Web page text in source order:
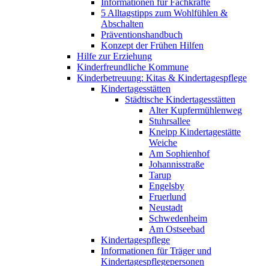
Informationen für Fachkräfte
5 Alltagstipps zum Wohlfühlen &
Abschalten
Präventionshandbuch
Konzept der Frühen Hilfen
Hilfe zur Erziehung
Kinderfreundliche Kommune
Kinderbetreuung: Kitas & Kindertagespflege
Kindertagesstätten
Städtische Kindertagesstätten
Alter Kupfermühlenweg
Stuhrsallee
Kneipp Kindertagestätte
Weiche
Am Sophienhof
Johannisstraße
Tarup
Engelsby
Fruerlund
Neustadt
Schwedenheim
Am Ostseebad
Kindertagespflege
Informationen für Träger und
Kindertagespflegepersonen